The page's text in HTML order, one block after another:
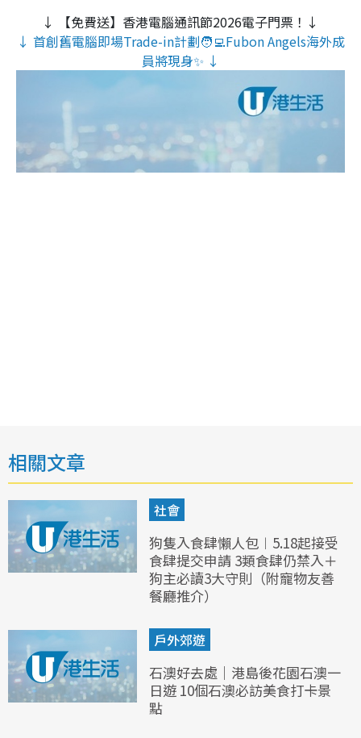
↓ 【免費送】香港電腦通訊節2026電子門票！↓
↓ 首創舊電腦即場Trade-in計劃🧑‍💻Fubon Angels海外成
員將現身✨ ↓
相關文章
社會
狗隻入食肆懶人包︱5.18起接受
食肆提交申請 3類食肆仍禁入＋
狗主必讀3大守則（附寵物友善
餐廳推介）
戶外郊遊
石澳好去處｜港島後花園石澳一
日遊 10個石澳必訪美食打卡景
點